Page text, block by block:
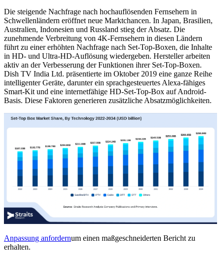
Die steigende Nachfrage nach hochauflösenden Fernsehern in
Schwellenländern eröffnet neue Marktchancen. In Japan, Brasilien,
Australien, Indonesien und Russland stieg der Absatz. Die
zunehmende Verbreitung von 4K-Fernsehern in diesen Ländern
führt zu einer erhöhten Nachfrage nach Set-Top-Boxen, die Inhalte
in HD- und Ultra-HD-Auflösung wiedergeben. Hersteller arbeiten
aktiv an der Verbesserung der Funktionen ihrer Set-Top-Boxen.
Dish TV India Ltd. präsentierte im Oktober 2019 eine ganze Reihe
intelligenter Geräte, darunter ein sprachgesteuertes Alexa-fähiges
Smart-Kit und eine internetfähige HD-Set-Top-Box auf Android-
Basis. Diese Faktoren generieren zusätzliche Absatzmöglichkeiten.
Anpassung anfordernum einen maßgeschneiderten Bericht zu
erhalten.